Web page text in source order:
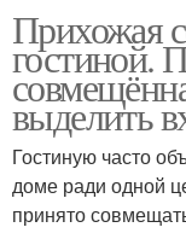
Прихожая
гостиной.
выделить
Гостиную часто
доме ради одной
принято